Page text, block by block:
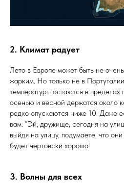
2. Климат радует
Лето в Европе может быть не
жарким. Но только не в
температуры остаются в пределах
осенью и весной держатся около
редко опускаются ниже 10. Даже
вам: “Эй, дружище, сегодня на
выйдя на улицу, подумаете, что
будет чертовски хорошо!
3. Волны для всех